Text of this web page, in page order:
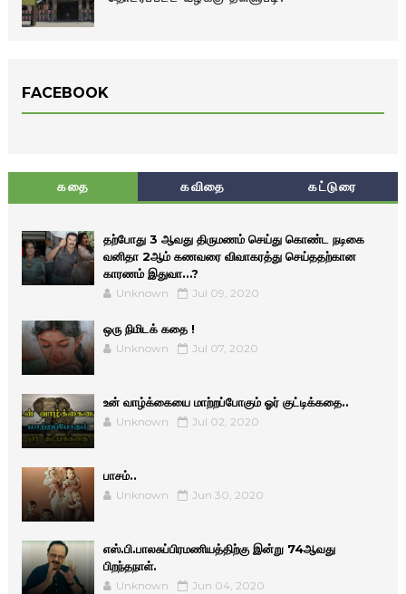
FACEBOOK
கதை கவிதை கட்டுரை
தற்போது 3 ஆவது திருமணம் செய்து கொண்ட நடிகை
வனிதா 2ஆம் கணவரை விவாகரத்து செய்ததற்கான
காரணம் இதுவா…?
Unknown Jul 09, 2020
ஒரு நிமிடக் கதை !
Unknown Jul 07, 2020
உன் வாழ்க்கையை மாற்றப்போகும் ஓர் குட்டிக்கதை..
Unknown Jul 02, 2020
பாசம்..
Unknown Jun 30, 2020
எஸ்.பி.பாலசுப்பிரமணியத்திற்கு இன்று 74ஆவது
பிறந்தநாள்.
Unknown Jun 04, 2020